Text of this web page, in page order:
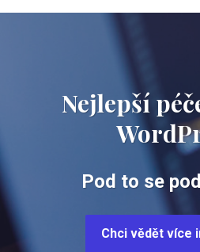
Nejlepší
Pod to se
Chci vědět více